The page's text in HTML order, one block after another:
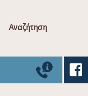
Αναζήτηση